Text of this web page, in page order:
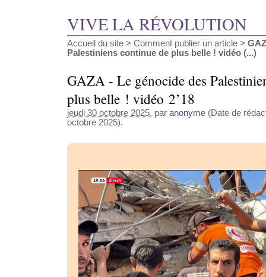
VIVE LA RÉVOLUTION
Accueil du site > Comment publier un article >
Palestiniens continue de plus belle ! vidéo (...)
GAZA - Le génocide des
plus belle ! vidéo 2’18
jeudi 30 octobre 2025, par anonyme (Date de
octobre 2025).